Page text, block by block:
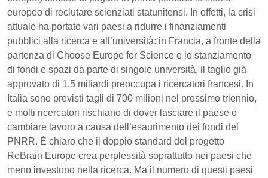
europeo di reclutare scienziati statunitensi. In effetti, la crisi
attuale ha portato vari paesi a ridurre i finanziamenti
pubblici alla ricerca e all’università: in Francia, a fronte della
partenza di Choose Europe for Science e lo stanziamento
di fondi e spazi da parte di singole università, il taglio già
approvato di 1,5 miliardi preoccupa i ricercatori francesi. In
Italia sono previsti tagli di 700 milioni nel prossimo triennio,
e molti ricercatori rischiano di dover lasciare il paese o
cambiare lavoro a causa dell’esaurimento dei fondi del
PNRR. È chiaro che il doppio standard del progetto
ReBrain Europe crea perplessità soprattutto nei paesi che
meno investono nella ricerca. Ma il numero di questi paesi